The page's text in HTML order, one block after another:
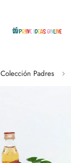
Colección Padres